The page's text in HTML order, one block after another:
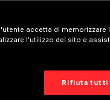
accetta di
l'utilizzo del sito e
Rifiuta tutti